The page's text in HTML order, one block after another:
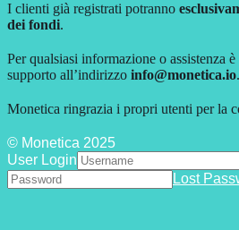
I clienti già registrati potranno
dei fondi.
Per qualsiasi informazione o assistenza
supporto all’indirizzo info@monetica.io.
Monetica ringrazia i propri utenti per la
© Monetica 2025
User Login
Lost